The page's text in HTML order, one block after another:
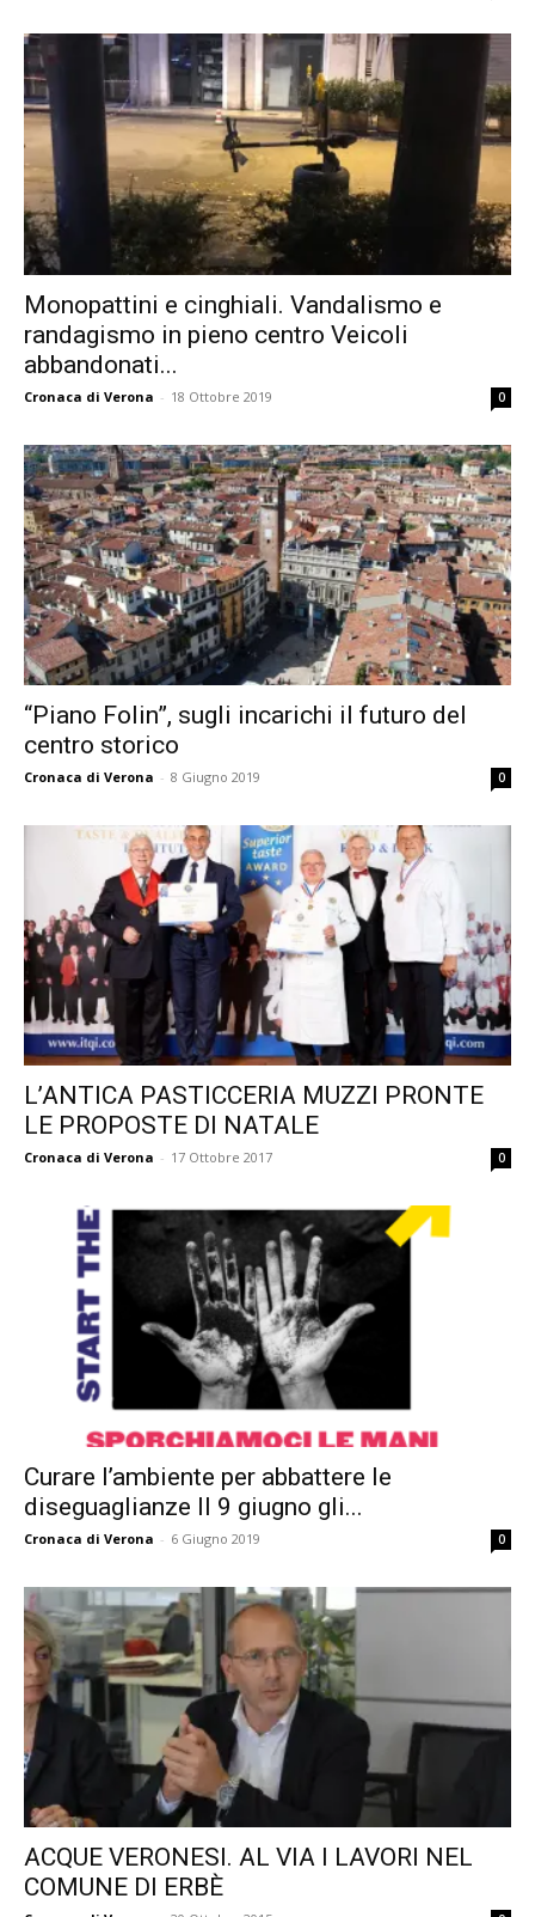
Monopattini e cinghiali. Vandalismo e
randagismo in pieno centro Veicoli
abbandonati...
Cronaca di Verona - 18 Ottobre 2019 0
“Piano Folin”, sugli incarichi il futuro del
centro storico
Cronaca di Verona - 8 Giugno 2019 0
L’ANTICA PASTICCERIA MUZZI PRONTE
LE PROPOSTE DI NATALE
Cronaca di Verona - 17 Ottobre 2017 0
Curare l’ambiente per abbattere le
diseguaglianze Il 9 giugno gli...
Cronaca di Verona - 6 Giugno 2019 0
ACQUE VERONESI. AL VIA I LAVORI NEL
COMUNE DI ERBÈ